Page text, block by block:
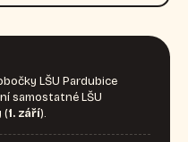
LŠU Pardubice
samostatné LŠU
(1. září).